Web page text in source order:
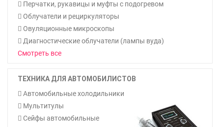
Перчатки, рукавицы и муфты с подогревом
Облучатели и рециркуляторы
Овуляционные микроскопы
Диагностические облучатели (лампы вуда)
Смотреть все
ТЕХНИКА ДЛЯ АВТОМОБИЛИСТОВ
Автомобильные холодильники
Мультитулы
Сейфы автомобильные